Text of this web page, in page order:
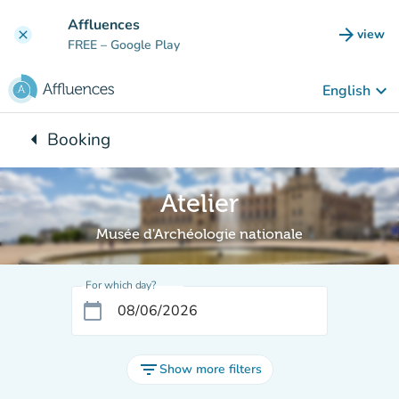
clear Affluences
FREE – Google Play arrow_forward view
(new
English keyboard_arrow_down
arrow_leftBack to:
Booking
Atelier
Musée d'Archéologie nationale
For which day?
calendar_today
filter_listShow more filters